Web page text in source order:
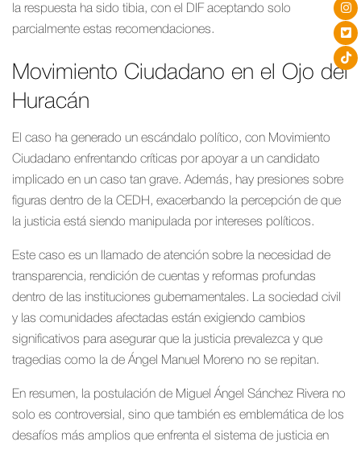
la respuesta ha sido tibia, con el DIF aceptando solo
parcialmente estas recomendaciones.
Movimiento Ciudadano en el Ojo del
Huracán
El caso ha generado un escándalo político, con Movimiento
Ciudadano enfrentando críticas por apoyar a un candidato
implicado en un caso tan grave. Además, hay presiones sobre
figuras dentro de la CEDH, exacerbando la percepción de que
la justicia está siendo manipulada por intereses políticos.
Este caso es un llamado de atención sobre la necesidad de
transparencia, rendición de cuentas y reformas profundas
dentro de las instituciones gubernamentales. La sociedad civil
y las comunidades afectadas están exigiendo cambios
significativos para asegurar que la justicia prevalezca y que
tragedias como la de Ángel Manuel Moreno no se repitan.
En resumen, la postulación de Miguel Ángel Sánchez Rivera no
solo es controversial, sino que también es emblemática de los
desafíos más amplios que enfrenta el sistema de justicia en